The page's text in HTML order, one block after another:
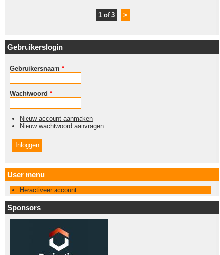
1 of 3 >
Gebruikerslogin
Gebruikersnaam *
Wachtwoord *
Nieuw account aanmaken
Nieuw wachtwoord aanvragen
User menu
Heractiveer account
Sponsors